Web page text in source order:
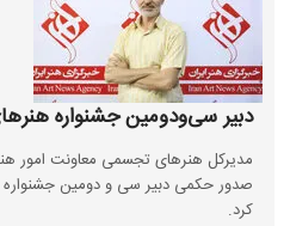
دبیر سی‌ودومین جشنواره
مدیرکل هنرهای تجسمی معاونت امور
صدور حکمی دبیر سی و دومین
کرد.